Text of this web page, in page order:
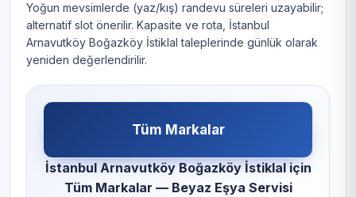
Yoğun mevsimlerde (yaz/kış) randevu süreleri uzayabilir;
alternatif slot önerilir. Kapasite ve rota, İstanbul
Arnavutköy Boğazköy İstiklal taleplerinde günlük olarak
yeniden değerlendirilir.
Tüm Markalar
İstanbul Arnavutköy Boğazköy İstiklal için
Tüm Markalar — Beyaz Eşya Servisi